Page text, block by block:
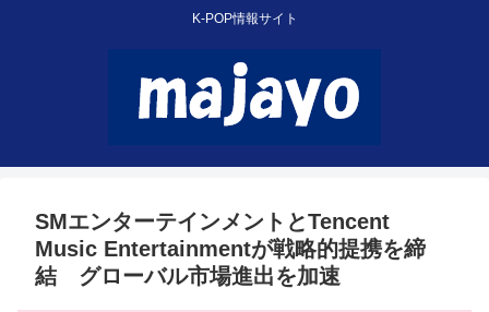
K-POP情報サイト
SMエンターテインメントとTencent
Music Entertainmentが戦略的提携を締
結 グローバル市場進出を加速